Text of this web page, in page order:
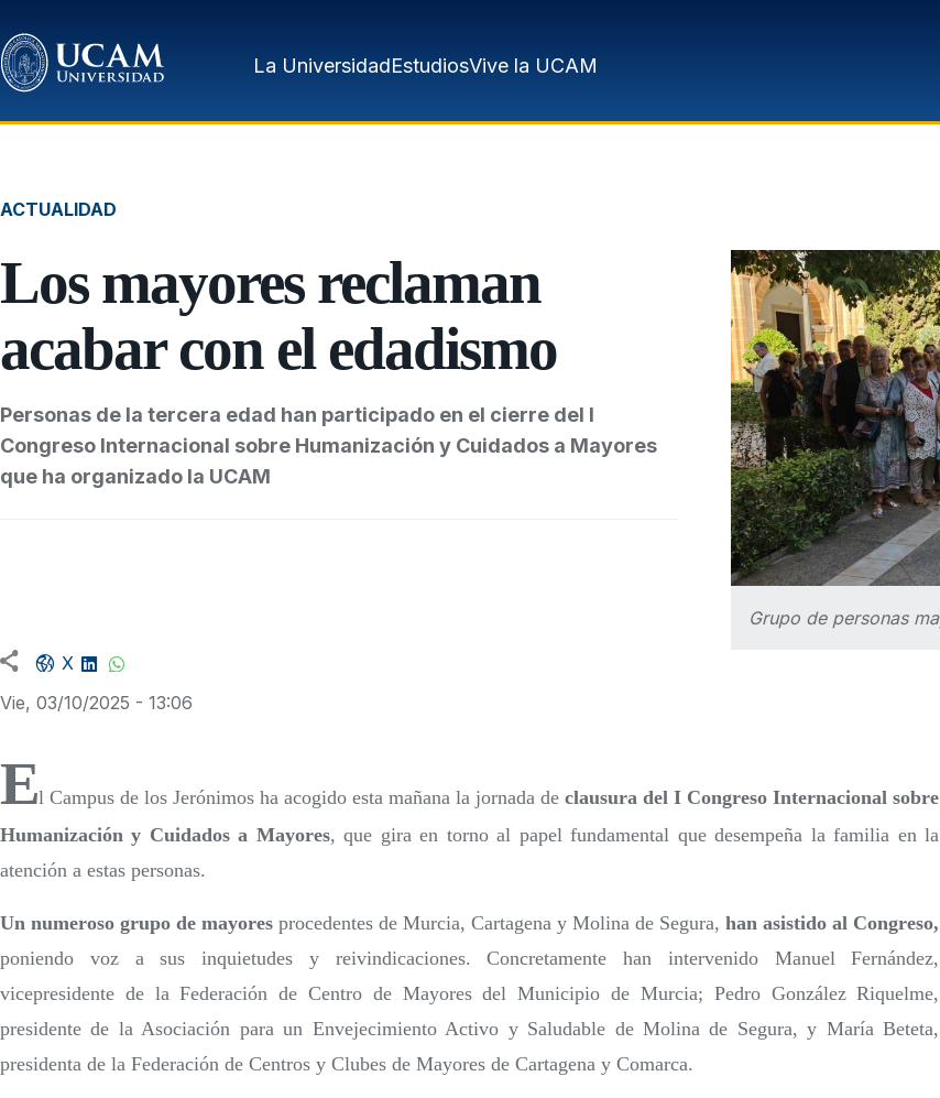
La UniversidadEstudiosVive la UCAM
ACTUALIDAD
Los mayores reclaman
acabar con el edadismo
Personas de la tercera edad han participado en el cierre del I
Congreso Internacional sobre Humanización y Cuidados a Mayores
que ha organizado la UCAM
Grupo de personas
Facebook share
X LinkedIn
Vie, 03/10/2025 - 13:06
El Campus de los Jerónimos ha acogido esta mañana la jornada declausura del I Congreso Internacional sobre
Humanización y Cuidados a Mayores, que gira en torno al papel fundamental que desempeña la familia en la
atención a estas personas.
Un numeroso grupo de mayoresprocedentes de Murcia, Cartagena y Molina de Segura,han asistido al Congreso,
poniendo voz a sus inquietudes y reivindicaciones. Concretamente han intervenido Manuel Fernández,
vicepresidente de la Federación de Centro de Mayores del Municipio de Murcia; Pedro González Riquelme,
presidente de la Asociación para un Envejecimiento Activo y Saludable de Molina de Segura, y María Beteta,
presidenta de la Federación de Centros y Clubes de Mayores de Cartagena y Comarca.